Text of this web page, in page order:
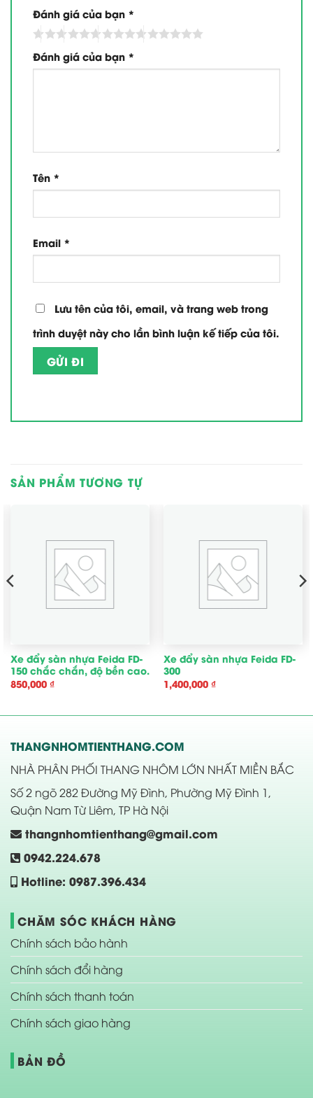
Đánh giá của bạn *
Đánh giá của bạn *
Tên *
Email *
Lưu tên của tôi, email, và trang web trong
trình duyệt này cho lần bình luận kế tiếp của tôi.
SẢN PHẨM TƯƠNG TỰ
Xe đẩy sàn nhựa Feida FD-
150 chắc chắn, độ bền cao.
850,000 ₫
Xe đẩy sàn nhựa Feida FD-
300
1,400,000 ₫
THANGNHOMTIENTHANG.COM
NHÀ PHÂN PHỐI THANG NHÔM LỚN NHẤT MIỀN BẮC
Số 2 ngõ 282 Đường Mỹ Đình, Phường Mỹ Đình 1,
Quận Nam Từ Liêm, TP Hà Nội
thangnhomtienthang@gmail.com
0942.224.678
Hotline: 0987.396.434
CHĂM SÓC KHÁCH HÀNG
Chính sách bảo hành
Chính sách đổi hàng
Chính sách thanh toán
Chính sách giao hàng
BẢN ĐỒ